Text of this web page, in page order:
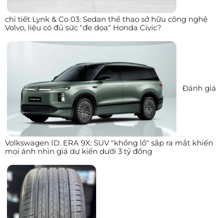
chi tiết Lynk & Co 03: Sedan thể thao sở hữu công nghệ
Volvo, liệu có đủ sức "đe dọa" Honda Civic?
Đánh giá
Volkswagen ID. ERA 9X: SUV "khổng lồ" sắp ra mắt khiến
mọi ánh nhìn giá dự kiến dưới 3 tỷ đồng